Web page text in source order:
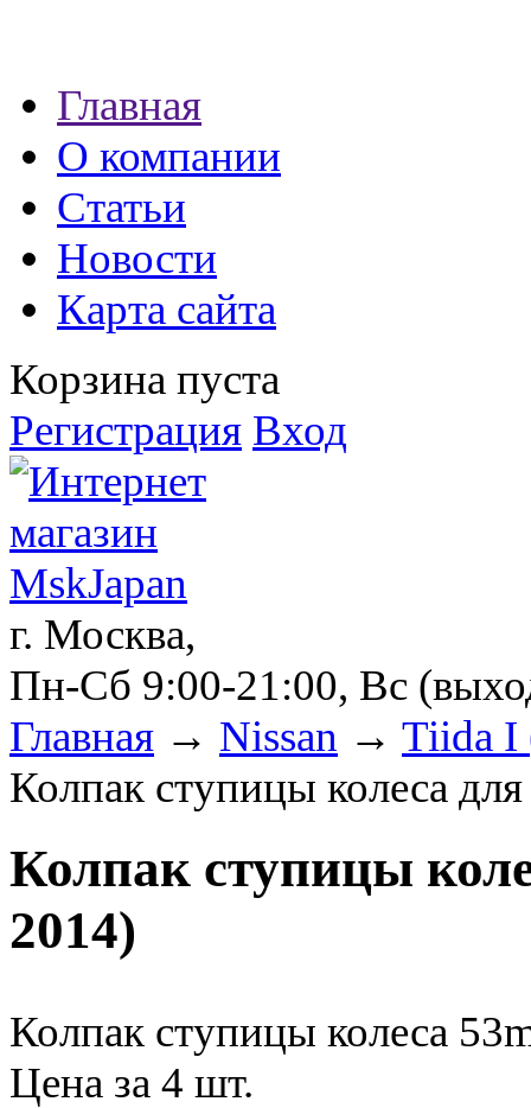
экспресс займы
Главная
О компании
Статьи
Новости
Карта сайта
Корзина пуста
Регистрация Вход
г. Москва,
Пн-Сб 9:00-21:00, Вс
Главная → Nissan → Tiida I
Колпак ступицы колеса
Колпак ступицы
2014)
Колпак ступицы колеса
Цена за 4 шт.